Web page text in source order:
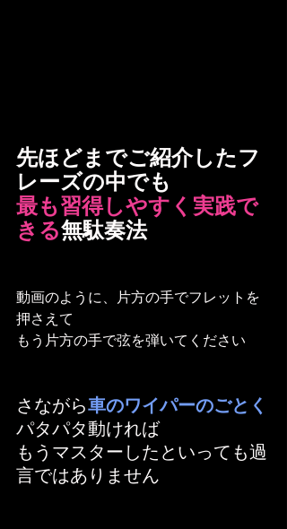
先ほどまでご紹介したフ
レーズの中でも
最も習得しやすく実践で
きる無駄奏法
動画のように、片方の手でフレットを
押さえて
もう片方の手で弦を弾いてください
さながら車のワイパーのごとく
パタパタ動ければ
もうマスターしたといっても過
言ではありません